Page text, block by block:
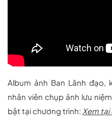
Album ảnh Ban Lãnh
nhân viên chụp ảnh lưu
bật tại chương trình: Xem tại